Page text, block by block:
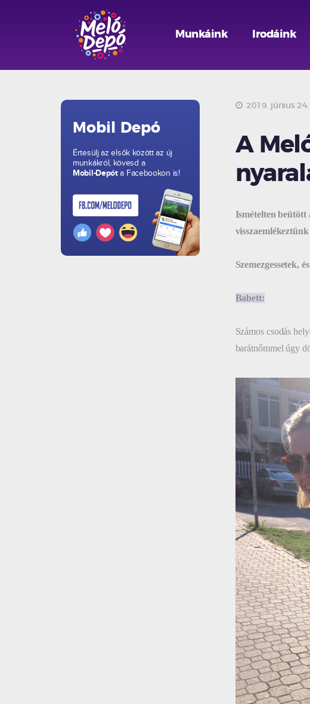
Munkáink Irodáink
Mobil Depó
Értesülj az elsők között az új
munkákról, kövesd a
Mobil-Depóta Facebookon is!
2019. június 24.
A
Ismételten
Szemezgessetek,
Babett:
Számos csodás
barátnőmmel úgy